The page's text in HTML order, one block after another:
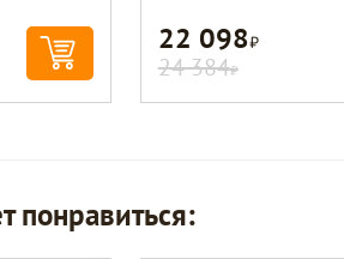
22 098Р
24 384Р
понравиться: